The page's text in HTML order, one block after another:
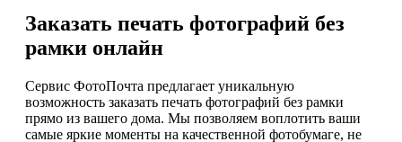
Заказать печать фотографий без
рамки онлайн
Сервис ФотоПочта предлагает уникальную
возможность заказать печать фотографий без рамки
прямо из вашего дома. Мы позволяем воплотить ваши
самые яркие моменты на качественной фотобумаге, не